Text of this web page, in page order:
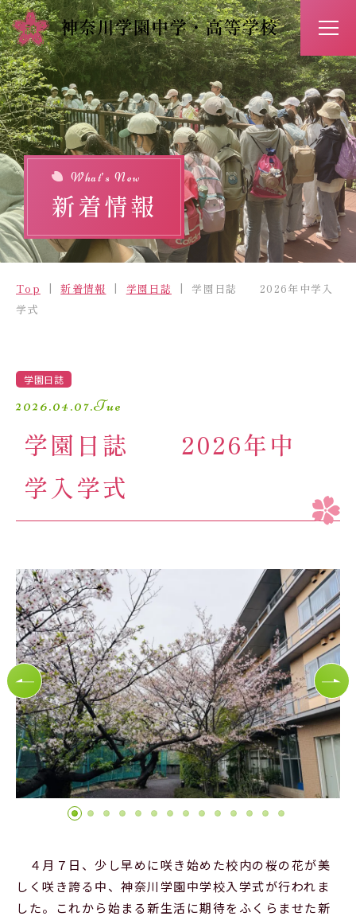
アクセス お問い合わせ
入試情報 イベント予約
Top
新着情報
学校紹介
学園生活
進路・進学
入試情報
受験生の方へ 卒業生の方へ
保護者の方へ アクセスマップ
よくあるご質問 個人情報保護方針
採用情報 精華小学校
Official SNS
What’s New
新着情報
Top 新着情報 学園日誌
学園日誌 2026年中学入
学式
学園日誌
2026.04.07.Tue
学園日誌 2026年中
学入学式
４月７日、少し早めに咲き始めた校内の桜の花が美
しく咲き誇る中、神奈川学園中学校入学式が行われま
した。これから始まる新生活に期待をふくらませた新